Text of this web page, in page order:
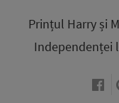
Prințul Harry și
Independenței